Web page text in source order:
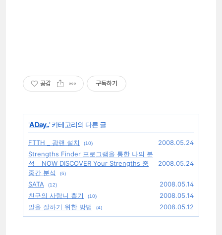
공감 구독하기
'A Day..' 카테고리의 다른 글
FTTH _ 광랜 설치 (10)
2008.05.24
Strengths Finder 프로그램을 통한 나의 분
석 _ NOW DISCOVER Your Strengths 중
중간 분석
(6)
2008.05.24
SATA (12)
2008.05.14
친구의 사랑니 뽑기
(10)
2008.05.14
말을 잘하기 위한 방법
(4) 2008.05.12